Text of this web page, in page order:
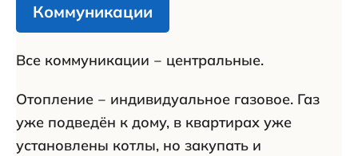
Коммуникации
Все коммуникации ‒ центральные.
Отопление ‒ индивидуальное газовое. Газ
уже подведён к дому, в квартирах уже
установлены котлы, но закупать и